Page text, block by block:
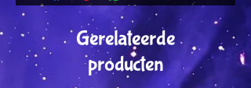
Lettland gedruckt und von dort
in einem separaten Paket zu dir
gesendet.Gerelateerde
producten